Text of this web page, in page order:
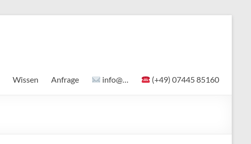
Wissen Anfrage info@… (+49) 07445 85160